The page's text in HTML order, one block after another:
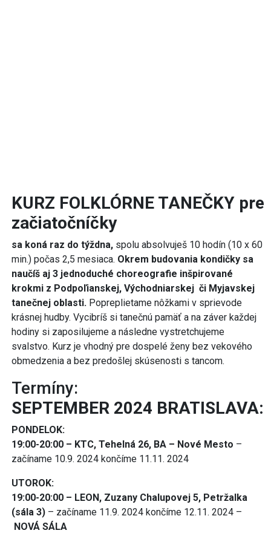
KURZ FOLKLÓRNE TANEČKY pre
začiatočníčky
sa koná raz do týždna, spolu absolvuješ 10 hodín (10 x 60
min.) počas 2,5 mesiaca. Okrem budovania kondičky sa
naučíš aj 3 jednoduché choreografie inšpirované
krokmi z Podpoľianskej, Východniarskej či Myjavskej
tanečnej oblasti. Popreplietame nôžkami v sprievode
krásnej hudby. Vycibríš si tanečnú pamäť a na záver každej
hodiny si zaposilujeme a následne vystretchujeme
svalstvo. Kurz je vhodný pre dospelé ženy bez vekového
obmedzenia a bez predošlej skúsenosti s tancom.
Termíny:
SEPTEMBER 2024 BRATISLAVA:
PONDELOK:
19:00-20:00 – KTC, Tehelná 26, BA – Nové Mesto –
začíname 10.9. 2024 končíme 11.11. 2024
UTOROK:
19:00-20:00 – LEON, Zuzany Chalupovej 5, Petržalka
(sála 3) – začíname 11.9. 2024 končíme 12.11. 2024 –
NOVÁ SÁLA